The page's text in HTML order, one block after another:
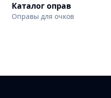
Каталог оправ
Оправы для очков